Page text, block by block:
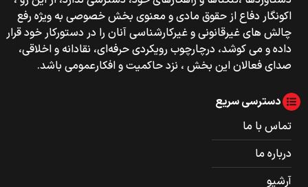
اکونگار دفاع از حقوق مادی و معنوی بخش خصوصی به ویژه رفع
چالش های غیرقانونی و غیرکارشناسی آنان را در دستورکار خود قرار
داده و می کوشد، درچارچوب رویکردی حرفه‌ای، نقادانه و اخلاقی،
صدای فعالان این بخش ، نزد حاکمیت و افکارعمومی باشد.
دسترسی سریع
تماس با ما
درباره ما
آرشیو